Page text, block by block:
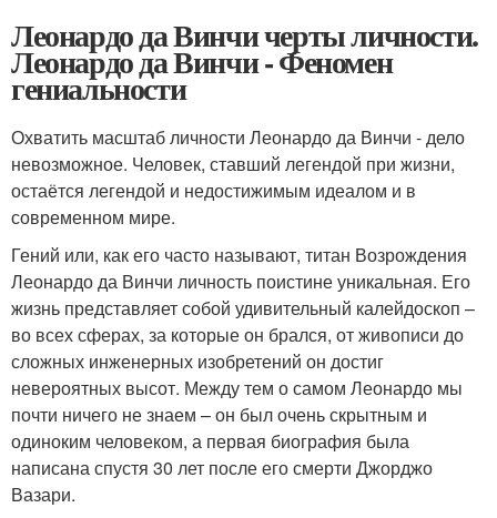
Леонардо да Винчи черты личности.
Леонардо да Винчи - Феномен
гениальности
Охватить масштаб личности Леонардо да Винчи - дело
невозможное. Человек, ставший легендой при жизни,
остаётся легендой и недостижимым идеалом и в
современном мире.
Гений или, как его часто называют, титан Возрождения
Леонардо да Винчи личность поистине уникальная. Его
жизнь представляет собой удивительный калейдоскоп –
во всех сферах, за которые он брался, от живописи до
сложных инженерных изобретений он достиг
невероятных высот. Между тем о самом Леонардо мы
почти ничего не знаем – он был очень скрытным и
одиноким человеком, а первая биография была
написана спустя 30 лет после его смерти Джорджо
Вазари.